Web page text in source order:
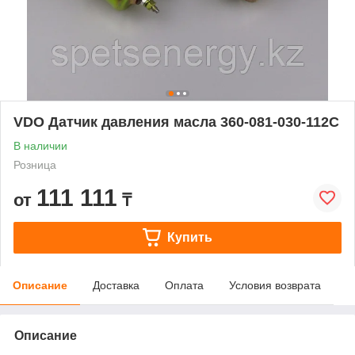
VDO Датчик давления масла 360-081-030-112C
В наличии
Розница
от 111 111 ₸
Купить
Описание Доставка Оплата Условия возврата
Описание